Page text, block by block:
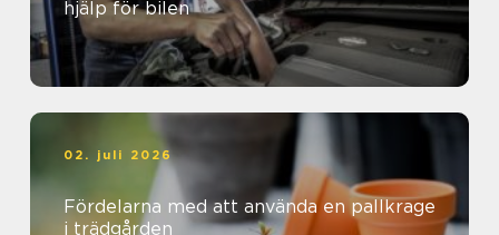
hjälp för bilen
02. juli 2026
Fördelarna med att använda en pallkrage
i trädgården